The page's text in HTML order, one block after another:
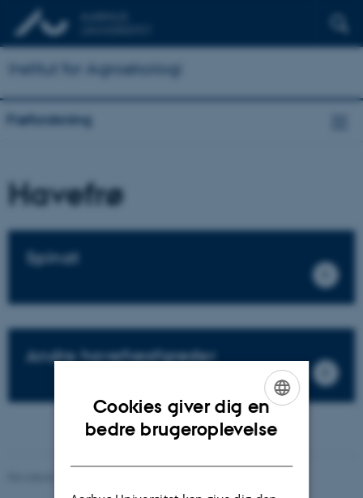
Institut for Agroøkologi
Frøforskning
Havefrø
Spinat
Andre havefrøafgrøder
ENGLISH
Cookies giver dig en
bedre brugeroplevelse